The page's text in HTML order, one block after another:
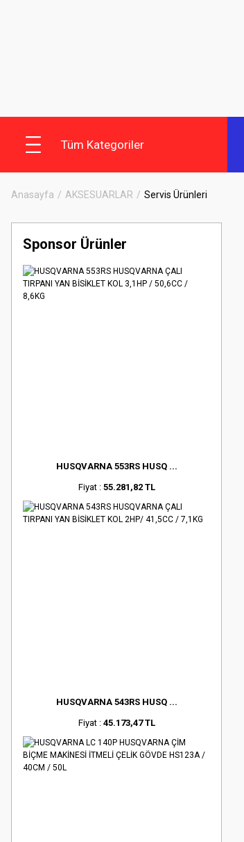
Tüm Kategoriler
Anasayfa AKSESUARLAR Servis Ürünleri
Sponsor Ürünler
HUSQVARNA 553RS HUSQ ...
Fiyat : 55.281,82 TL
HUSQVARNA 543RS HUSQ ...
Fiyat : 45.173,47 TL